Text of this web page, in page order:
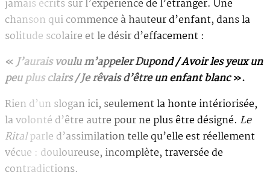
jamais écrits sur l’expérience de l’étranger. Une
chanson qui commence à hauteur d’enfant, dans la
solitude scolaire et le désir d’effacement :
«J’aurais voulu m’appeler Dupond / Avoir les yeux un
peu plus clairs / Je rêvais d’être un enfant blanc».
Rien d’un slogan ici, seulement la honte intériorisée,
la volonté d’être autre pour ne plus être désigné. Le
Ritalparle d’assimilation telle qu’elle est réellement
vécue : douloureuse, incomplète, traversée de
contradictions.